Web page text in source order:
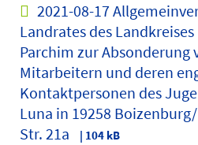
2021-08-17
Landrates des
Parchim zur Absonderung
Mitarbeitern und deren
Kontaktpersonen des
Luna in 19258
Str. 21a
| 104 kB